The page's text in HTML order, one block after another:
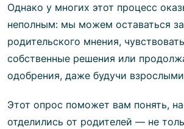
Однако у многих этот процесс
неполным: мы можем оставаться
родительского мнения,
собственные решения или
одобрения, даже будучи
Этот опрос поможет вам понять,
отделились от родителей — не